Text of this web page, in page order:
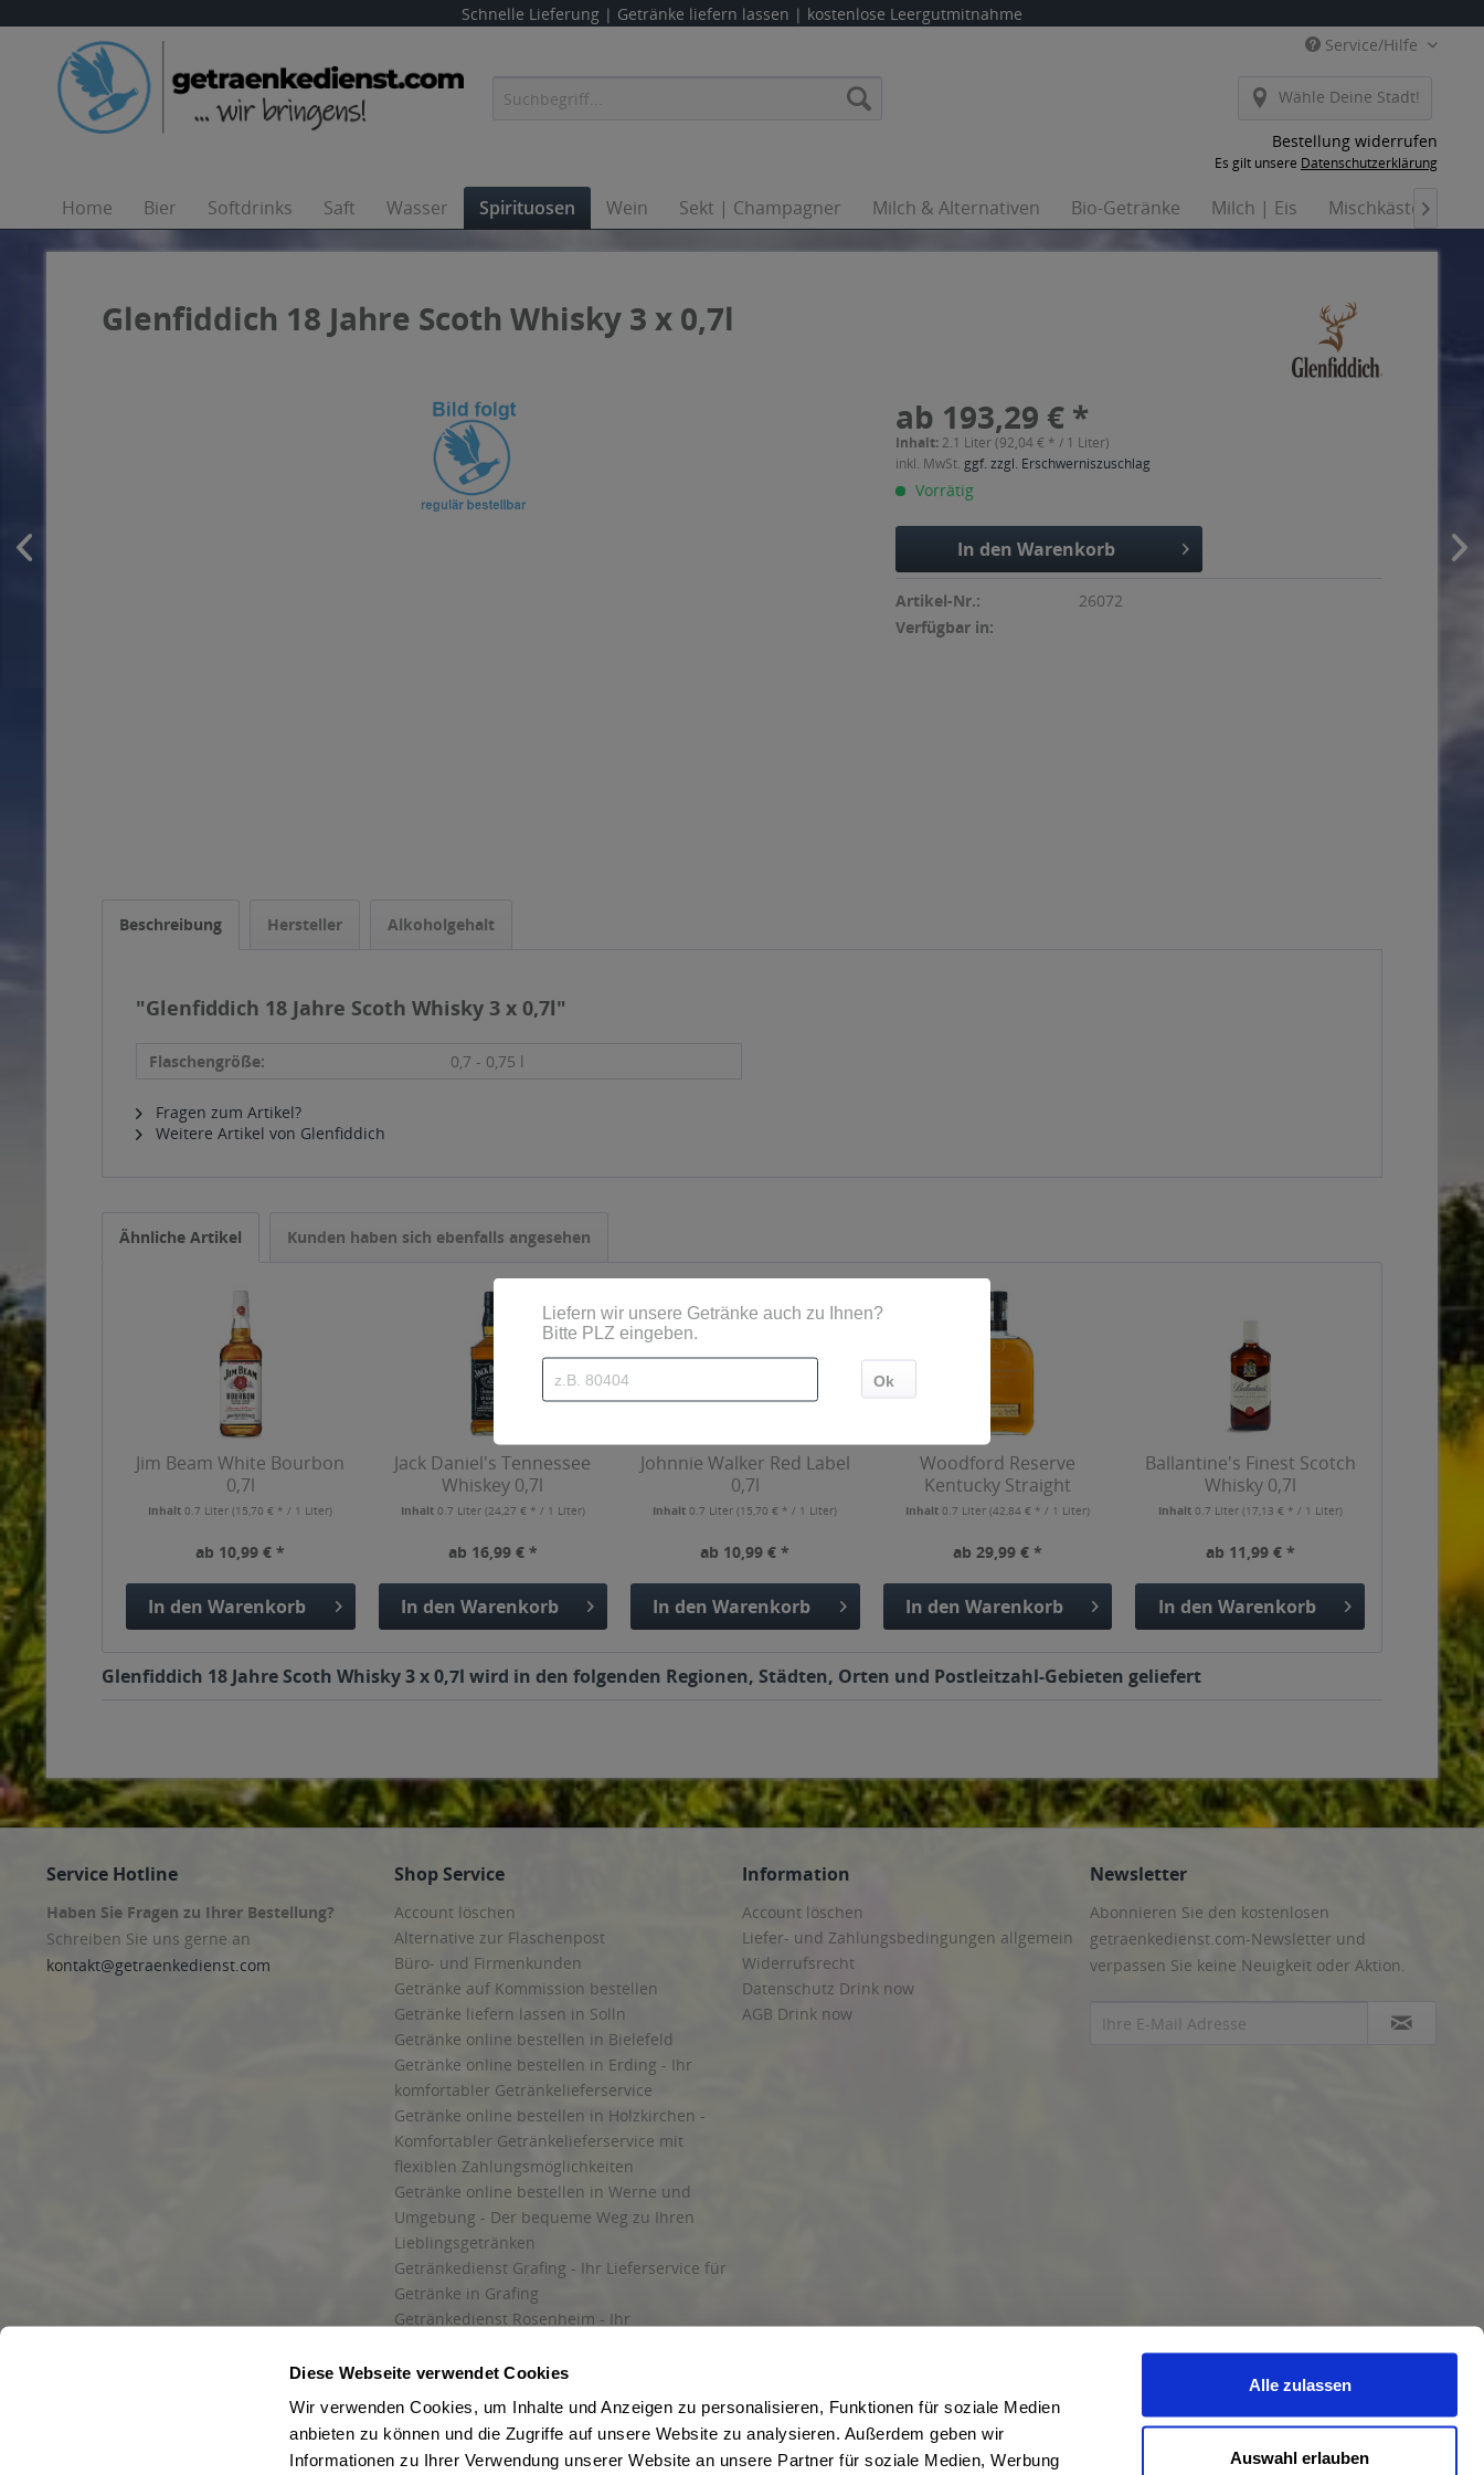
Diese Webseite verwendet Cookies
Wir verwenden Cookies, um Inhalte und Anzeigen zu personalisieren, Funktionen für soziale Medien
anbieten zu können und die Zugriffe auf unsere Website zu analysieren. Außerdem geben wir
Informationen zu Ihrer Verwendung unserer Website an unsere Partner für soziale Medien, Werbung
Alle zulassen
Auswahl erlauben
Schnelle Lieferung | Getränke liefern lassen | kostenlose Leergutmitnahme
Service/Hilfe
Wähle Deine Stadt!
Bestellung widerrufen
Es gilt unsere Datenschutzerklärung
Home Bier Softdrinks Saft Wasser Spirituosen Wein Sekt | Champagner Milch & Alternativen Bio-Getränke Milch | Eis Mischkästen

Glenfiddich 18 Jahre Scoth Whisky 3 x 0,7l
ab 193,29 € *
Inhalt: 2.1 Liter (92,04 € * / 1 Liter)
inkl. MwSt. ggf. zzgl. Erschwerniszuschlag
Vorrätig
In den Warenkorb
Artikel-Nr.:
26072
Verfügbar in:
Beschreibung Hersteller Alkoholgehalt
"Glenfiddich 18 Jahre Scoth Whisky 3 x 0,7l"
Flaschengröße: 0,7 - 0,75 l
Fragen zum Artikel?
Weitere Artikel von Glenfiddich
Ähnliche Artikel Kunden haben sich ebenfalls angesehen
Jim Beam White Bourbon
0,7l
Inhalt0.7 Liter(15,70 € * / 1 Liter)
ab 10,99 € *
In den Warenkorb
Jack Daniel's Tennessee
Whiskey 0,7l
Inhalt 0.7 Liter (24,27 € * / 1 Liter)
ab 16,99 € *
In den Warenkorb
Johnnie Walker Red Label
0,7l
Inhalt0.7 Liter(15,70 € * / 1 Liter)
ab 10,99 € *
In den Warenkorb
Woodford Reserve
Kentucky Straight
Bourbon...
Inhalt0.7 Liter(42,84 € * / 1 Liter)
ab 29,99 € *
In den Warenkorb
Ballantine's Finest Scotch
Whisky 0,7l
Inhalt 0.7 Liter (17,13 € * / 1 Liter)
ab 11,99 € *
In den Warenkorb
Glenfiddich 18 Jahre Scoth Whisky 3 x 0,7l wird in den folgenden Regionen, Städten, Orten und Postleitzahl-Gebieten geliefert
Service Hotline
Haben Sie Fragen zu Ihrer Bestellung?
Schreiben Sie uns gerne an
kontakt@getraenkedienst.com
Shop Service
Account löschen
Alternative zur Flaschenpost
Büro- und Firmenkunden
Getränke auf Kommission bestellen
Getränke liefern lassen in Solln
Getränke online bestellen in Bielefeld
Getränke online bestellen in Erding - Ihr
komfortabler Getränkelieferservice
Getränke online bestellen in Holzkirchen -
Komfortabler Getränkelieferservice mit
flexiblen Zahlungsmöglichkeiten
Getränke online bestellen in Werne und
Umgebung - Der bequeme Weg zu Ihren
Lieblingsgetränken
Getränkedienst Grafing - Ihr Lieferservice für
Getränke in Grafing
Getränkedienst Rosenheim - Ihr
und Umgebung
Liefergebiet
Lieferservice für Getränke
Information
Account löschen
Liefer- und Zahlungsbedingungen allgemein
Widerrufsrecht
Datenschutz Drink now
AGB Drink now
Newsletter
Abonnieren Sie den kostenlosen
getraenkedienst.com-Newsletter und
verpassen Sie keine Neuigkeit oder Aktion.